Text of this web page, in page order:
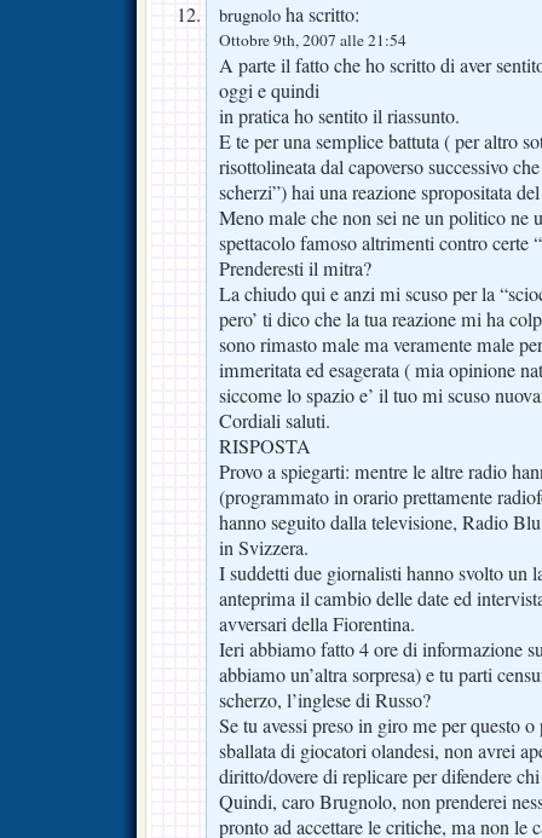
brugnolo ha scritto:
Ottobre 9th, 2007 alle 21:54
A parte il fatto che ho scritto di aver
oggi e quindi
in pratica ho sentito il riassunto.
E te per una semplice battuta ( per altro
risottolineata dal capoverso successivo
scherzi”) hai una reazione spropositata
Meno male che non sei ne un politico ne
spettacolo famoso altrimenti contro certe
Prenderesti il mitra?
La chiudo qui e anzi mi scuso per la
pero’ ti dico che la tua reazione mi ha
sono rimasto male ma veramente male
immeritata ed esagerata ( mia opinione
siccome lo spazio e’ il tuo mi scuso
Cordiali saluti.
RISPOSTA
Provo a spiegarti: mentre le altre radio
(programmato in orario prettamente
hanno seguito dalla televisione, Radio
in Svizzera.
I suddetti due giornalisti hanno svolto un
anteprima il cambio delle date ed
avversari della Fiorentina.
Ieri abbiamo fatto 4 ore di informazione
abbiamo un’altra sorpresa) e tu parti
scherzo, l’inglese di Russo?
Se tu avessi preso in giro me per questo
sballata di giocatori olandesi, non avrei
diritto/dovere di replicare per difendere
Quindi, caro Brugnolo, non prenderei
pronto ad accettare le critiche, ma non le